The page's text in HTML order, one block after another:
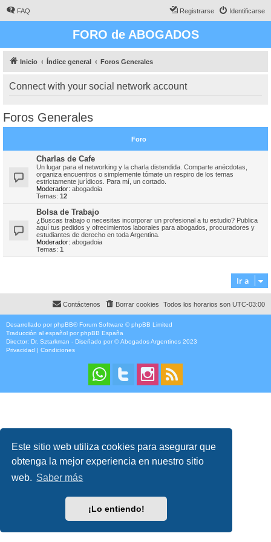
Este sitio web utiliza cookies para asegurar que
obtenga la mejor experiencia en nuestro sitio
web. Saber más
¡Lo entiendo!
FAQ Identificarse
Registrarse
FORO de ABOGADOS
Inicio Índice general Foros Generales
Connect with your social network account
Foros Generales
Foro
Charlas de Cafe
Un lugar para el networking y la charla distendida. Comparte anécdotas,
organiza encuentros o simplemente tómate un respiro de los temas
estrictamente jurídicos. Para mí, un cortado.
Moderador: abogadoia
Temas: 12
Bolsa de Trabajo
¿Buscas trabajo o necesitas incorporar un profesional a tu estudio? Publica
aquí tus pedidos y ofrecimientos laborales para abogados, procuradores y
estudiantes de derecho en toda Argentina.
Moderador: abogadoia
Temas: 1
Ir a
Todos los horarios son UTC-03:00
Borrar cookies
Contáctenos
Desarrollado por phpBB® Forum Software © phpBB Limited
Traducción al español por phpBB España
Director: Dr. Sztarkman - Diseñado por ©Abogados Argentinos 2023
Privacidad | Condiciones